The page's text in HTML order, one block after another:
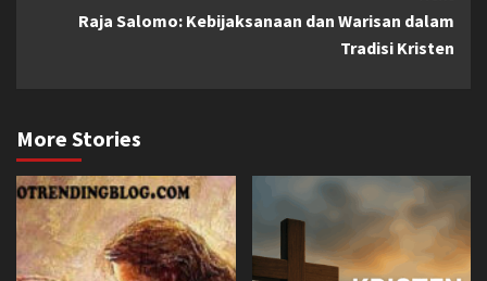
Raja Salomo: Kebijaksanaan dan Warisan dalam
Tradisi Kristen
More Stories